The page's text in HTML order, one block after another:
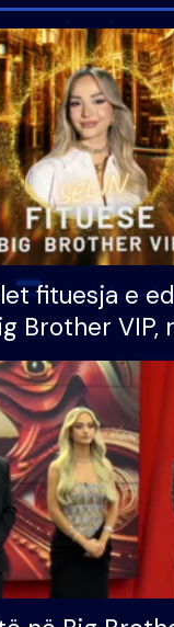
fituesja e
Brother VIP,
prej 100